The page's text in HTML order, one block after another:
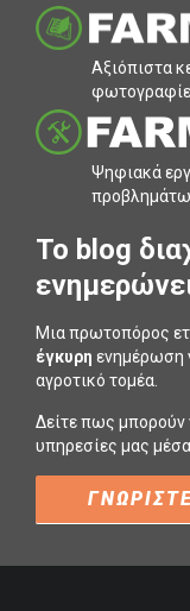
Αξιόπιστα
Ψηφιακά
To blog
Μια πρωτοπόρος
έγκυρη ενημέρωση
αγροτικό τομέα.
Δείτε πως μπορούν
υπηρεσίες μας